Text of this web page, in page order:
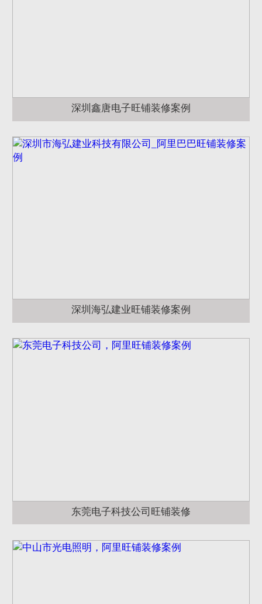
深圳鑫唐电子旺铺装修案例
深圳海弘建业旺铺装修案例
东莞电子科技公司旺铺装修